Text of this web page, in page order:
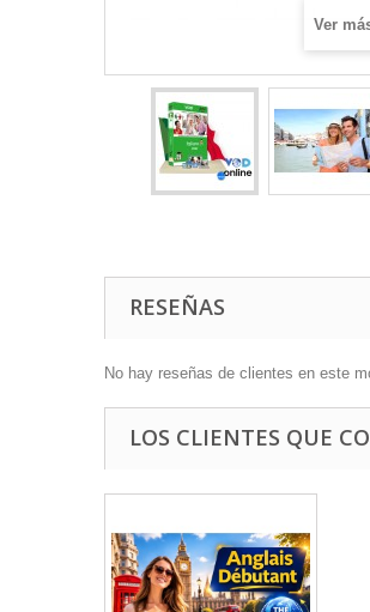
Ver
RESEÑAS
No hay reseñas de clientes en este
LOS CLIENTES QUE